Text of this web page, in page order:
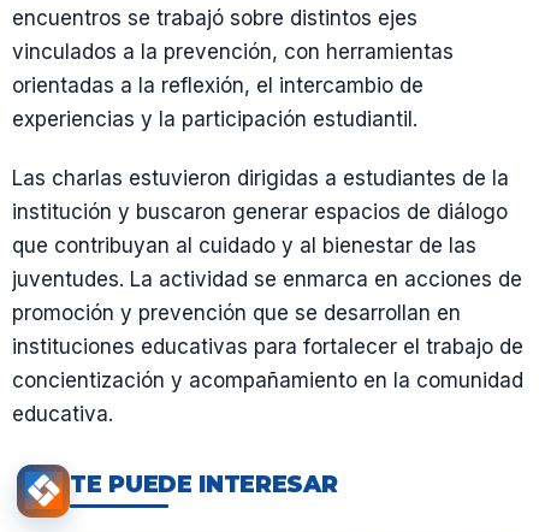
encuentros se trabajó sobre distintos ejes
vinculados a la prevención, con herramientas
orientadas a la reflexión, el intercambio de
experiencias y la participación estudiantil.
Las charlas estuvieron dirigidas a estudiantes de la
institución y buscaron generar espacios de diálogo
que contribuyan al cuidado y al bienestar de las
juventudes. La actividad se enmarca en acciones de
promoción y prevención que se desarrollan en
instituciones educativas para fortalecer el trabajo de
concientización y acompañamiento en la comunidad
educativa.
TE PUEDE INTERESAR